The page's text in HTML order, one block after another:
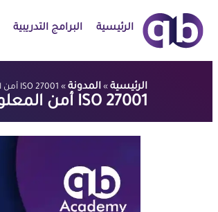
الرئيسية البرامج التدريبية
الرئيسية » المدونة » ISO 27001 أمن المعلومات
ISO 27001 أمن المعلومات